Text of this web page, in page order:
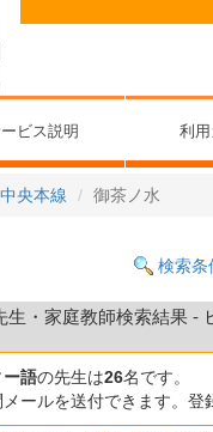
ビス説明 利
央本線 御茶ノ水
検索条
・家庭教師検索結果 -
ー語の先生は26名です。
ールを送付できます。